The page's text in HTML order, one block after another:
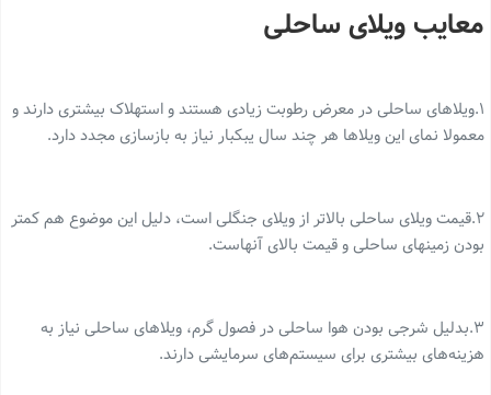
معایب ویلای ساحلی
۱.ویلاهای ساحلی در معرض رطوبت زیادی هستند و استهلاک بیشتری دارند و
معمولا نمای این ویلاها هر چند سال یبکبار نیاز به بازسازی مجدد دارد.
۲.قیمت ویلای ساحلی بالاتر از ویلای جنگلی است، دلیل این موضوع هم کمتر
بودن زمینهای ساحلی و قیمت بالای آنهاست.
۳.بدلیل شرجی بودن هوا ساحلی در فصول گرم، ویلاهای ساحلی نیاز به
هزینه‌های بیشتری برای سیستم‌های سرمایشی دارند.